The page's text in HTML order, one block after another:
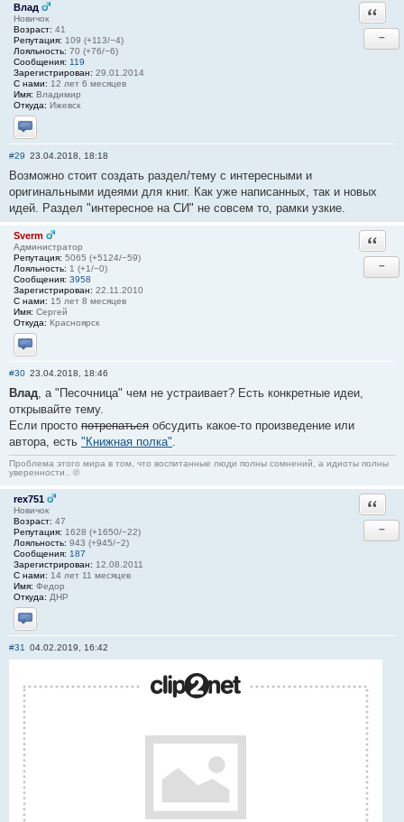
Влад
Новичок
Возраст: 41
Репутация: 109 (+113/−4)
Лояльность: 70 (+76/−6)
Сообщения: 119
Зарегистрирован: 29.01.2014
С нами: 12 лет 6 месяцев
Имя: Владимир
Откуда: Ижевск
Отправить личное сообщение
−
#29 23.04.2018, 18:18
Возможно стоит создать раздел/тему с интересными и
оригинальными идеями для книг. Как уже написанных, так и новых
идей. Раздел "интересное на СИ" не совсем то, рамки узкие.
Sverm
Администратор
Репутация: 5065 (+5124/−59)
Лояльность: 1 (+1/−0)
Сообщения: 3958
Зарегистрирован: 22.11.2010
С нами: 15 лет 8 месяцев
Имя: Сергей
Откуда: Красноярск
Отправить личное сообщение
−
#30 23.04.2018, 18:46
Влад , а "Песочница" чем не устраивает? Есть конкретные идеи,
открывайте тему.
Если просто потрепаться обсудить какое-то произведение или
автора, есть "Книжная полка"
Проблема этого мира в том, что воспитанные люди полны сомнений, а идиоты полны
уверенности.. ©
rex751
Новичок
Возраст: 47
Репутация: 1628 (+1650/−22)
Лояльность: 943 (+945/−2)
Сообщения: 187
Зарегистрирован: 12.08.2011
С нами: 14 лет 11 месяцев
Имя: Федор
Откуда: ДНР
Отправить личное сообщение
−
#31 04.02.2019, 16:42